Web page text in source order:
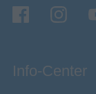
Info-Center